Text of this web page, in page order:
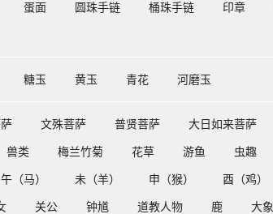
蛋面 圆珠手链 桶珠手链 印章
糖玉 黄玉 青花 河磨玉
文殊菩萨 普贤菩萨 大日如来菩萨
兽类 梅兰竹菊 花草 游鱼 虫趣
午（马） 未（羊） 申（猴） 酉（鸡）
关公 钟馗 道教人物 鹿 大象